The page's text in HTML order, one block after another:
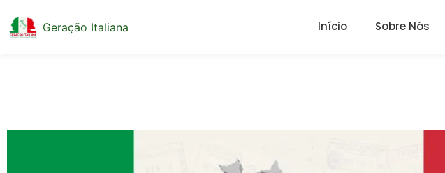
Geração Italiana Início Sobre Nós